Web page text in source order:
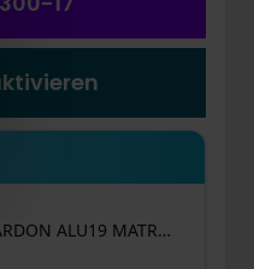
ALU19 MATRIX PANO BLACK